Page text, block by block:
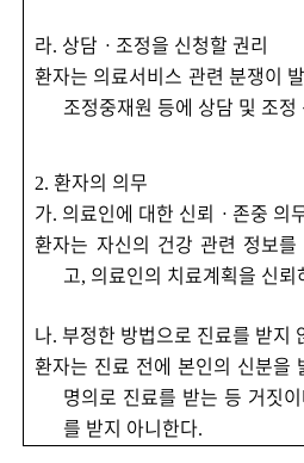
라. 상담 ㆍ 조정을 신청할 권리
환자는 의료서비스 관련 분쟁이
조정중재원 등에 상담 및 조
2. 환자의 의무
가. 의료인에 대한 신뢰 ㆍ존중 의
환자는 자신의 건강 관련 정보
고, 의료인의 치료계획을 신
나. 부정한 방법으로 진료를 받지
환자는 진료 전에 본인의 신분을
명의로 진료를 받는 등 거짓
를 받지 아니한다.